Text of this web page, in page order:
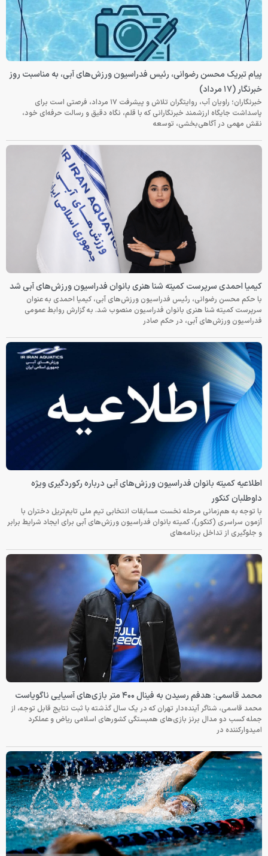
پیام تبریک محسن رضوانی، رئیس فدراسیون ورزش‌های آبی، به مناسبت روز
خبرنگار (۱۷ مرداد)
خبرنگاران؛ راویان آب، روایتگران تلاش و پیشرفت ۱۷ مرداد، فرصتی است برای
پاسداشت جایگاه ارزشمند خبرنگارانی که با قلم، نگاه دقیق و رسالت حرفه‌ای خود،
نقش مهمی در آگاهی‌بخشی، توسعه
کیمیا احمدی سرپرست کمیته شنا هنری بانوان فدراسیون ورزش‌های آبی شد
با حکم محسن رضوانی، رئیس فدراسیون ورزش‌های آبی، کیمیا احمدی به عنوان
سرپرست کمیته شنا هنری بانوان فدراسیون منصوب شد. به گزارش روابط عمومی
فدراسیون ورزش‌های آبی، در حکم صادر
اطلاعیه کمیته بانوان فدراسیون ورزش‌های آبی درباره رکوردگیری ویژه
داوطلبان کنکور
با توجه به هم‌زمانی مرحله نخست مسابقات انتخابی تیم ملی تایم‌تریل دختران با
آزمون سراسری (کنکور)، کمیته بانوان فدراسیون ورزش‌های آبی برای ایجاد شرایط برابر
و جلوگیری از تداخل برنامه‌های
محمد قاسمی: هدفم رسیدن به فینال ۴۰۰ متر بازی‌های آسیایی ناگویاست
محمد قاسمی، شناگر آینده‌دار تهران که در یک سال گذشته با ثبت نتایج قابل توجه، از
جمله کسب دو مدال برنز بازی‌های همبستگی کشورهای اسلامی ریاض و عملکرد
امیدوارکننده در